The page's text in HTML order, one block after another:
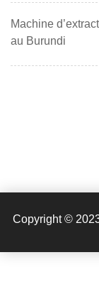
Machine
au Burundi
Copyright ©